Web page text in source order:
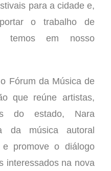
para a cidade e,
o trabalho de
temos em nosso
Fórum da Música de
que reúne artistas,
do estado, Nara
da música autoral
e promove o diálogo
interessados na nova